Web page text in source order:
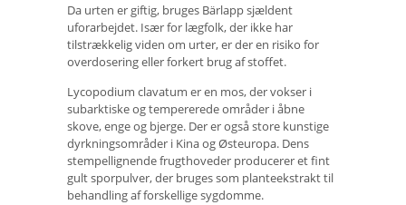
Da urten er giftig, bruges Bärlapp sjældent
uforarbejdet. Især for lægfolk, der ikke har
tilstrækkelig viden om urter, er der en risiko for
overdosering eller forkert brug af stoffet.
Lycopodium clavatum er en mos, der vokser i
subarktiske og tempererede områder i åbne
skove, enge og bjerge. Der er også store kunstige
dyrkningsområder i Kina og Østeuropa. Dens
stempellignende frugthoveder producerer et fint
gult sporpulver, der bruges som planteekstrakt til
behandling af forskellige sygdomme.